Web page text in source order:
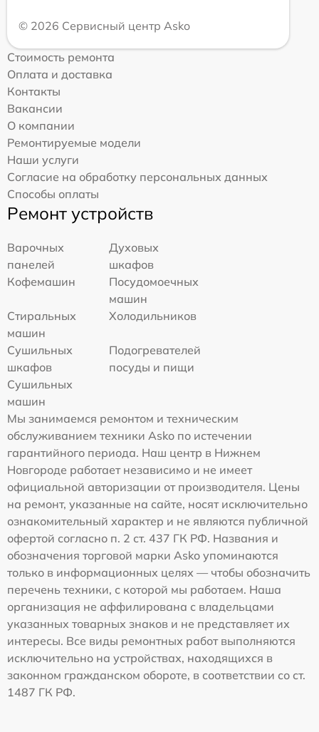
© 2026 Сервисный центр Asko
Стоимость ремонта
Оплата и доставка
Контакты
Вакансии
О компании
Ремонтируемые модели
Наши услуги
Согласие на обработку персональных данных
Способы оплаты
Ремонт устройств
Варочных
панелей
Духовых
шкафов
Кофемашин
Посудомоечных
машин
Стиральных
машин
Холодильников
Сушильных
шкафов
Подогревателей
посуды и пищи
Сушильных
машин
Мы занимаемся ремонтом и техническим
обслуживанием техники Asko по истечении
гарантийного периода. Наш центр в Нижнем
Новгороде работает независимо и не имеет
официальной авторизации от производителя. Цены
на ремонт, указанные на сайте, носят исключительно
ознакомительный характер и не являются публичной
офертой согласно п. 2 ст. 437 ГК РФ. Названия и
обозначения торговой марки Asko упоминаются
только в информационных целях — чтобы обозначить
перечень техники, с которой мы работаем. Наша
организация не аффилирована с владельцами
указанных товарных знаков и не представляет их
интересы. Все виды ремонтных работ выполняются
исключительно на устройствах, находящихся в
законном гражданском обороте, в соответствии со ст.
1487 ГК РФ.